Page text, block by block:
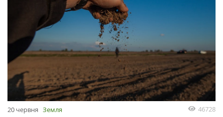
20 червня Земля 46728